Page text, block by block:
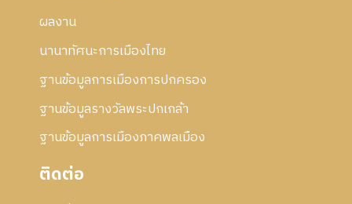
ผลงาน
นานาทัศนะการเมืองไทย
ฐานข้อมูลการเมืองการปกครอง
ฐานข้อมูลรางวัลพระปกเกล้า
ฐานข้อมูลการเมืองภาคพลเมือง
ติดต่อ